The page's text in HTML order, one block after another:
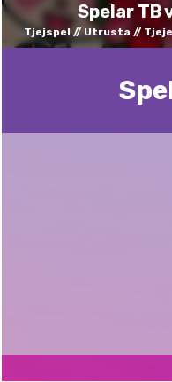
Spelar TB
Tjejspel Utrusta